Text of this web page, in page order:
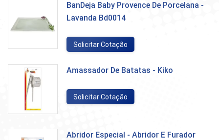
BanDeja Baby Provence De Porcelana -
Lavanda Bd0014
Solicitar Cotação
Amassador De Batatas - Kiko
Solicitar Cotação
Abridor Especial - Abridor E Furador